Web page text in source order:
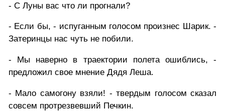
- С Луны вас что ли прогнали?
- Если бы, - испуганным голосом произнес Шарик. -
Затеринцы нас чуть не побили.
- Мы наверно в траектории полета ошиблись, -
предложил свое мнение Дядя Леша.
- Мало самогону взяли! - твердым голосом сказал
совсем протрезвевший Печкин.